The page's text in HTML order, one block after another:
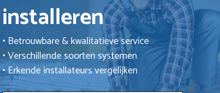
installeren
• Betrouwbare & kwalitatieve service
• Verschillende soorten systemen
• Erkende installateurs vergelijken